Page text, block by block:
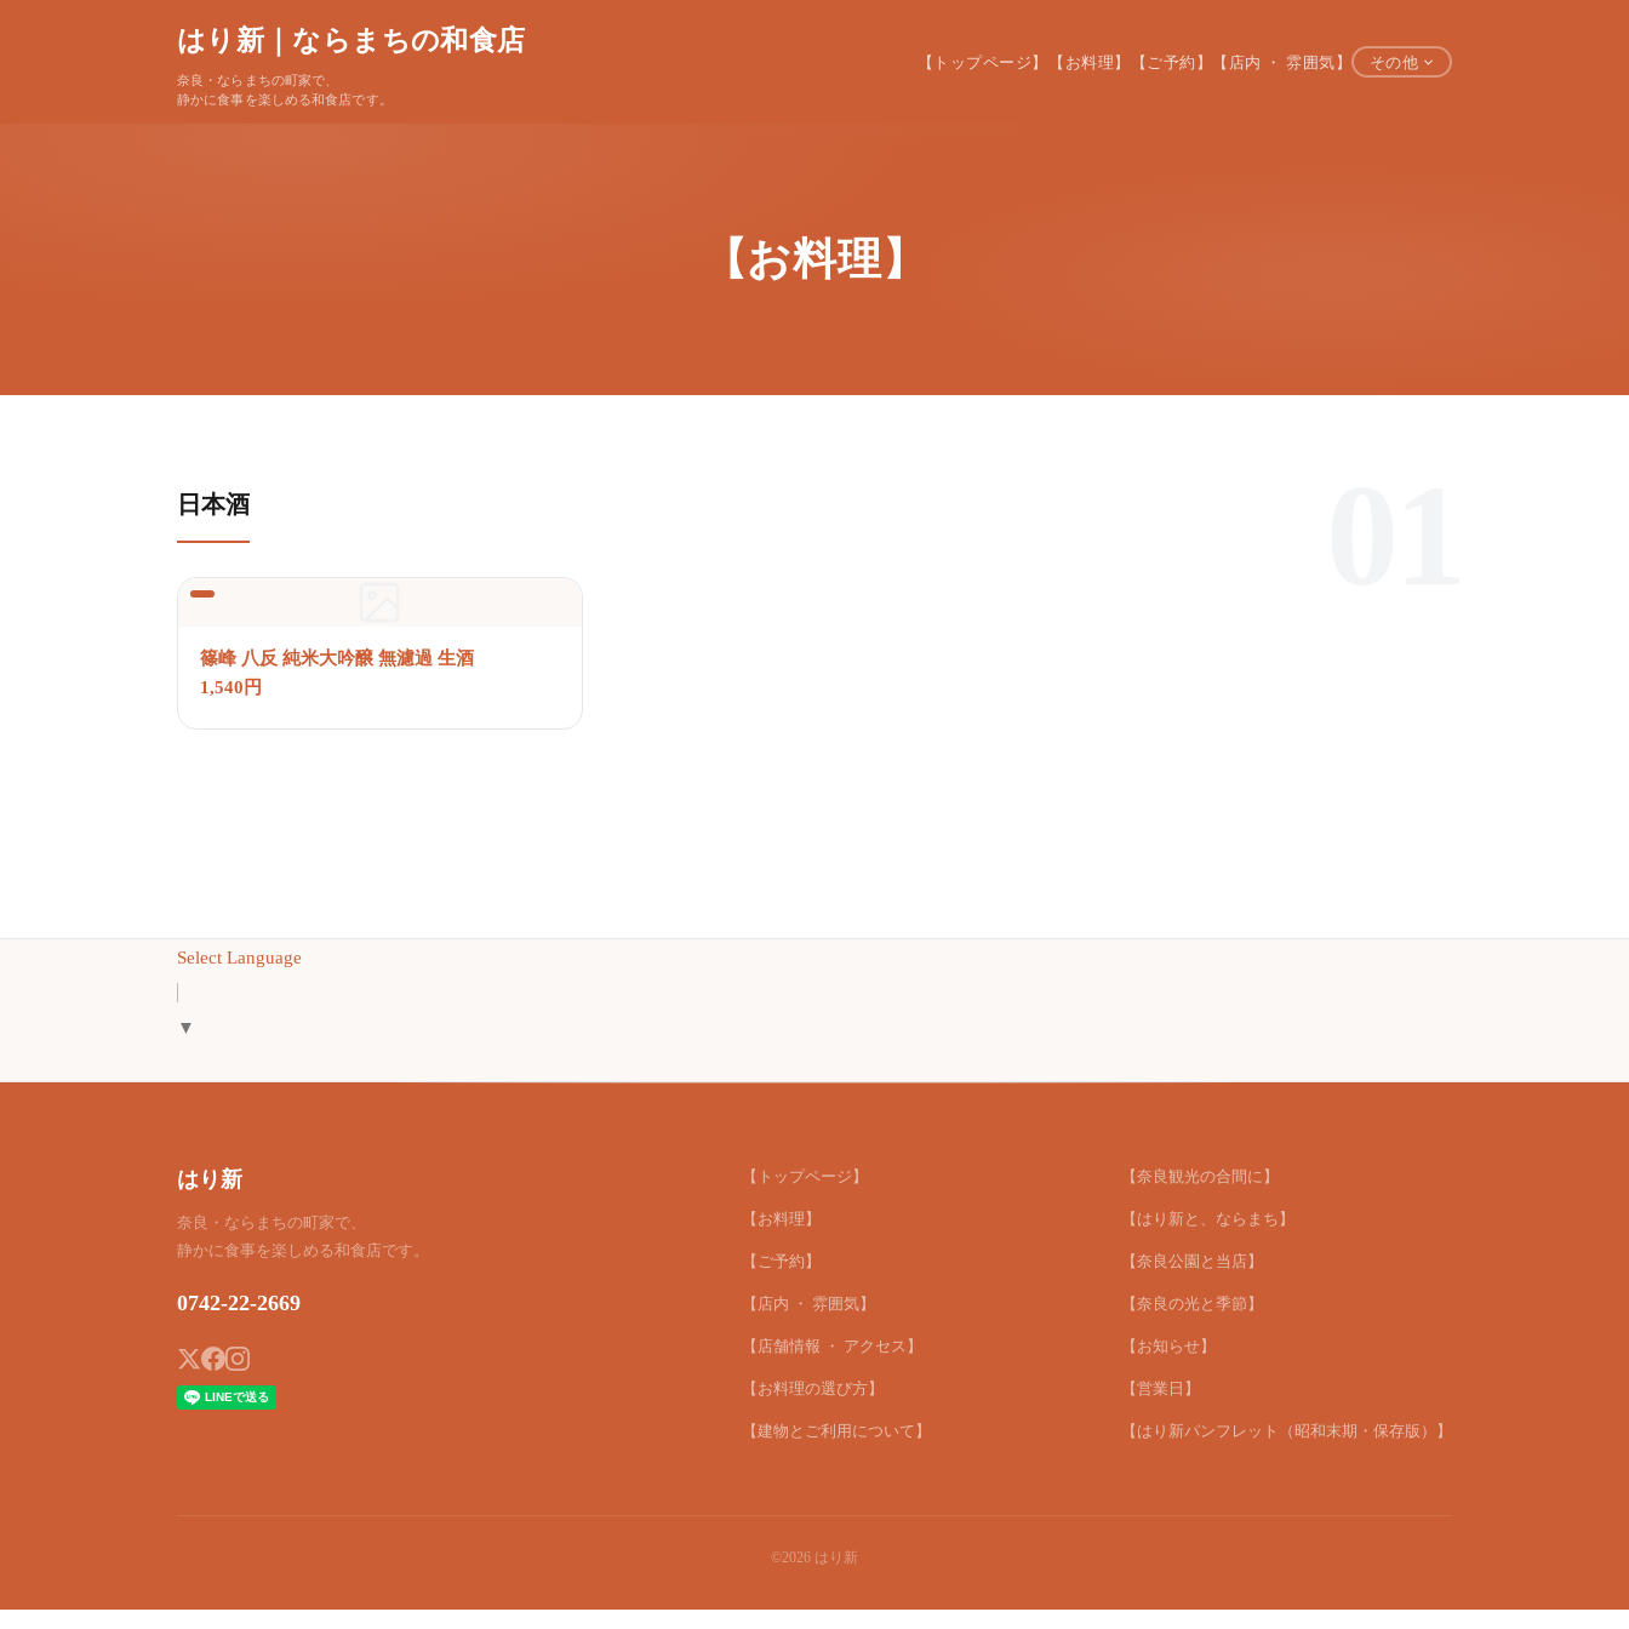
はり新｜ならまちの和食店
奈良・ならまちの町家で、
静かに食事を楽しめる和食店です。
【トップページ】 【お料理】 【ご予約】 【店内 ・ 雰囲気】 その他
【お料理】
日本酒
篠峰 八反 純米大吟醸 無濾過 生酒
1,540円
Select Language
▼
はり新
奈良・ならまちの町家で、
静かに食事を楽しめる和食店です。
0742-22-2669
【トップページ】
【お料理】
【ご予約】
【店内 ・ 雰囲気】
【店舗情報 ・ アクセス】
【お料理の選び方】
【建物とご利用について】
【奈良観光の合間に】
【はり新と、ならまち】
【奈良公園と当店】
【奈良の光と季節】
【お知らせ】
【営業日】
【はり新パンフレット（昭和末期・保存版）】
©2026 はり新